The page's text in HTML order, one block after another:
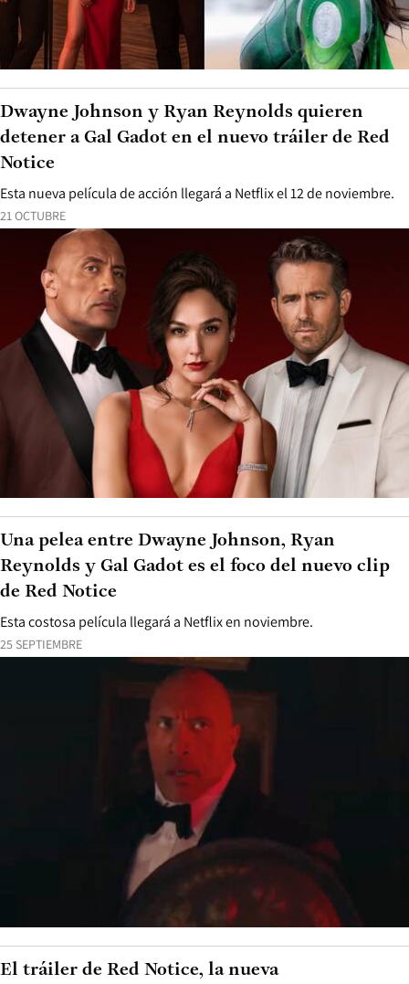
21 OCTUBRE
Esta nueva película de acción llegará a Netflix el 12 de noviembre.
Dwayne Johnson y Ryan Reynolds quieren
detener a Gal Gadot en el nuevo tráiler de Red
Notice
25 SEPTIEMBRE
Esta costosa película llegará a Netflix en noviembre.
Una pelea entre Dwayne Johnson, Ryan
Reynolds y Gal Gadot es el foco del nuevo clip
de Red Notice
El tráiler de Red Notice, la nueva